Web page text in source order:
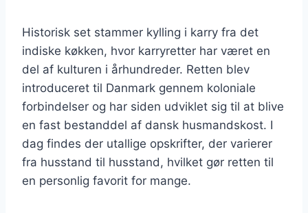
Historisk set stammer kylling i karry fra det
indiske køkken, hvor karryretter har været en
del af kulturen i århundreder. Retten blev
introduceret til Danmark gennem koloniale
forbindelser og har siden udviklet sig til at blive
en fast bestanddel af dansk husmandskost. I
dag findes der utallige opskrifter, der varierer
fra husstand til husstand, hvilket gør retten til
en personlig favorit for mange.